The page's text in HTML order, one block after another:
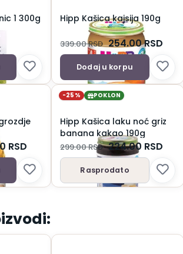
1 300g Hipp Kašica kajsija 190g
339.00RSD 254.00RSD
Dodaj u korpu
RSD
-25% POKLON
Hipp Kašica laku noć griz
banana kakao 190g
299.00RSD 224.00 RSD
Rasprodato